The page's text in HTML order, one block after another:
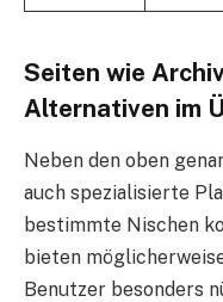
Seiten wie
Alternativen im
Neben den oben
auch spezialisierte
bestimmte Nischen
bieten
Benutzer besonders